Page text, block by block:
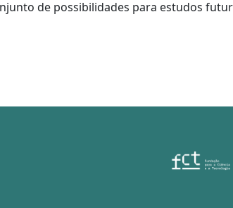
de possibilidades para estudos